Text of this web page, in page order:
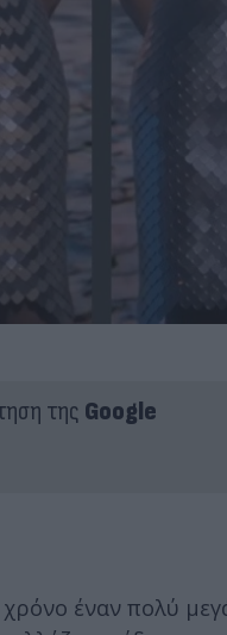
της Google
χρόνο έναν πολύ